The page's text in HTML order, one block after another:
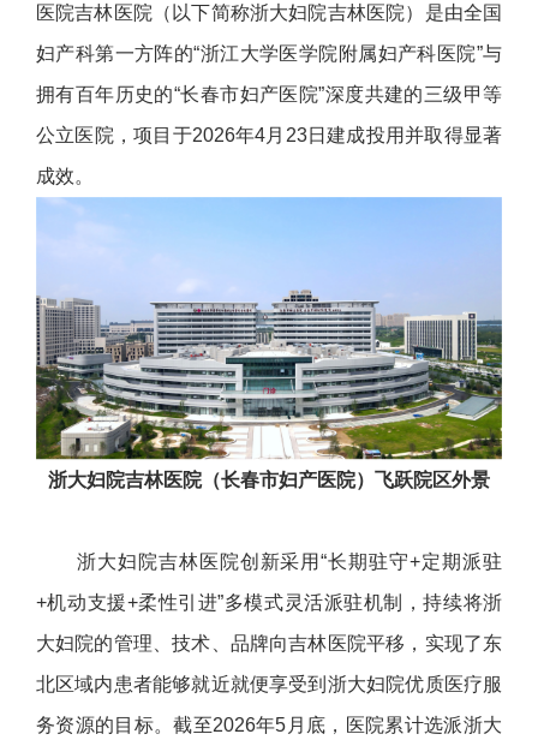
医院吉林医院（以下简称浙大妇院吉林医院）是由全国
妇产科第一方阵的“浙江大学医学院附属妇产科医院”与
拥有百年历史的“长春市妇产医院”深度共建的三级甲等
公立医院，项目于2026年4月23日建成投用并取得显著
成效。
浙大妇院吉林医院（长春市妇产医院）飞跃院区外景
浙大妇院吉林医院创新采用“长期驻守+定期派驻
+机动支援+柔性引进”多模式灵活派驻机制，持续将浙
大妇院的管理、技术、品牌向吉林医院平移，实现了东
北区域内患者能够就近就便享受到浙大妇院优质医疗服
务资源的目标。截至2026年5月底，医院累计选派浙大